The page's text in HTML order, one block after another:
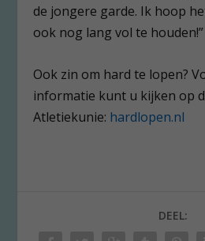
de jongere garde. Ik hoop
ook nog lang vol te houden!”
Ook zin om hard te lopen?
informatie kunt u kijken op
Atletiekunie: hardlopen.nl
DEEL: